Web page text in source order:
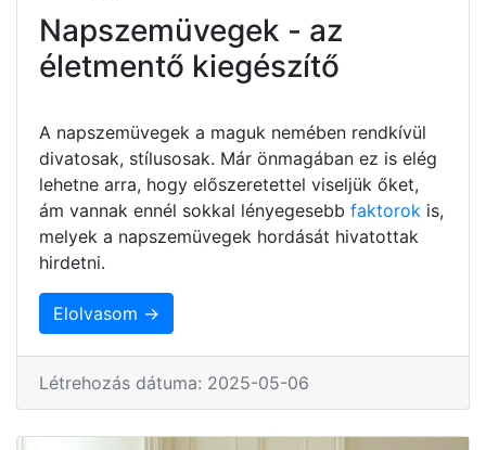
Napszemüvegek - az
életmentő kiegészítő
A napszemüvegek a maguk nemében rendkívül
divatosak, stílusosak. Már önmagában ez is elég
lehetne arra, hogy előszeretettel viseljük őket,
ám vannak ennél sokkal lényegesebb faktorok is,
melyek a napszemüvegek hordását hivatottak
hirdetni.
Elolvasom →
Létrehozás dátuma: 2025-05-06